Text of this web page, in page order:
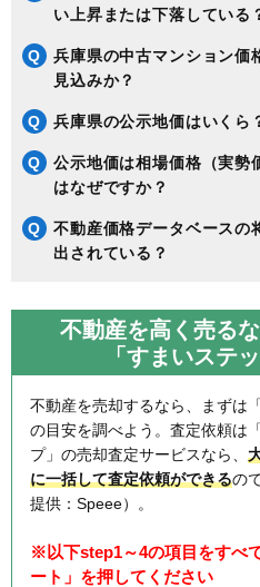
い上昇または下落している
Q
兵庫県の中古マンション価
見込みか？
Q 兵庫県の公示地価はいくら
Q
公示地価は相場価格（実勢
はなぜですか？
Q
不動産価格データベースの
出されている？
不動産を高く売る
「すまいステ
不動産を売却するなら、まずは
の目安を調べよう。査定依頼は
プ」の売却査定サービスなら、
に一括して査定依頼ができるの
提供：Speee）。
※以下step1～4の項目をすべ
ート」を押してください